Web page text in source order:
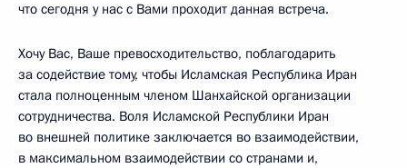
что сегодня у нас с Вами проходит данная встреча.
Хочу Вас, Ваше превосходительство, поблагодарить
за содействие тому, чтобы Исламская Республика Иран
стала полноценным членом Шанхайской организации
сотрудничества. Воля Исламской Республики Иран
во внешней политике заключается во взаимодействии,
в максимальном взаимодействии со странами и,